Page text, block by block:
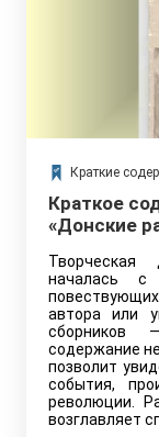
Краткие
Краткое
«Донские
Творческая
началась с
автора или
сборников
содержание
позволит
события,
революции.
возглавляет